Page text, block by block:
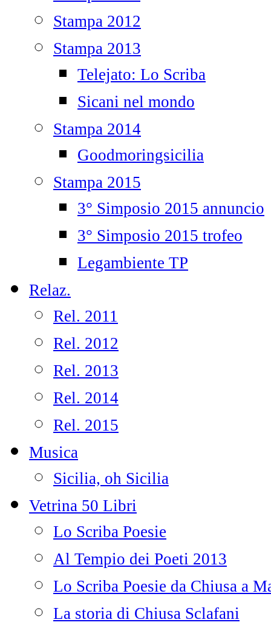
Stampa 2012
Stampa 2013
Telejato: Lo Scriba
Sicani nel mondo
Stampa 2014
Goodmoringsicilia
Stampa 2015
3° Simposio 2015 annuncio
3° Simposio 2015 trofeo
Legambiente TP
Relaz.
Rel. 2011
Rel. 2012
Rel. 2013
Rel. 2014
Rel. 2015
Musica
Sicilia, oh Sicilia
Vetrina 50 Libri
Lo Scriba Poesie
Al Tempio dei Poeti 2013
Lo Scriba Poesie da Chiusa a
La storia di Chiusa Sclafani